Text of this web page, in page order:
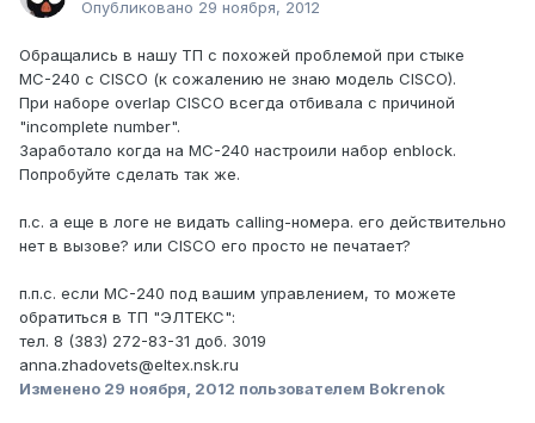
Опубликовано 29 ноября, 2012
Обращались в нашу ТП с похожей проблемой при стыке
МС-240 с CISCO (к сожалению не знаю модель CISCO).
При наборе overlap CISCO всегда отбивала с причиной
"incomplete number".
Заработало когда на МС-240 настроили набор enblock.
Попробуйте сделать так же.
п.с. а еще в логе не видать calling-номера. его действительно
нет в вызове? или CISCO его просто не печатает?
п.п.с. если МС-240 под вашим управлением, то можете
обратиться в ТП "ЭЛТЕКС":
тел. 8 (383) 272-83-31 доб. 3019
anna.zhadovets@eltex.nsk.ru
Изменено 29 ноября, 2012 пользователем Bokrenok